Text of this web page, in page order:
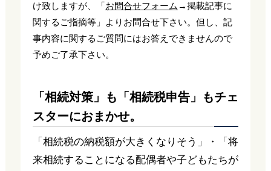
け致しますが、「お問合せフォーム →掲載記事に
関するご指摘等」よりお問合せ下さい。但し、記
事内容に関するご質問にはお答えできませんので
予めご了承下さい。
「相続対策」も「相続税申告」もチェ
スターにおまかせ。
「相続税の納税額が大きくなりそう」・「将
来相続することになる配偶者や子どもたちが